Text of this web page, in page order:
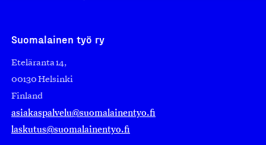
Suomalainen työ ry
Eteläranta 14,
00130 Helsinki
Finland
asiakaspalvelu@suomalainentyo.fi
laskutus@suomalainentyo.fi